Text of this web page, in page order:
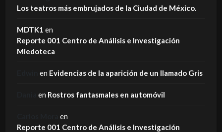
Los teatros más embrujados de la Ciudad de México.
MDTK1 en
Reporte 001 Centro de Análisis e Investigación
Miedoteca
en Evidencias de la aparición de un llamado Gris
en Rostros fantasmales en automóvil
en
Reporte 001 Centro de Análisis e Investigación